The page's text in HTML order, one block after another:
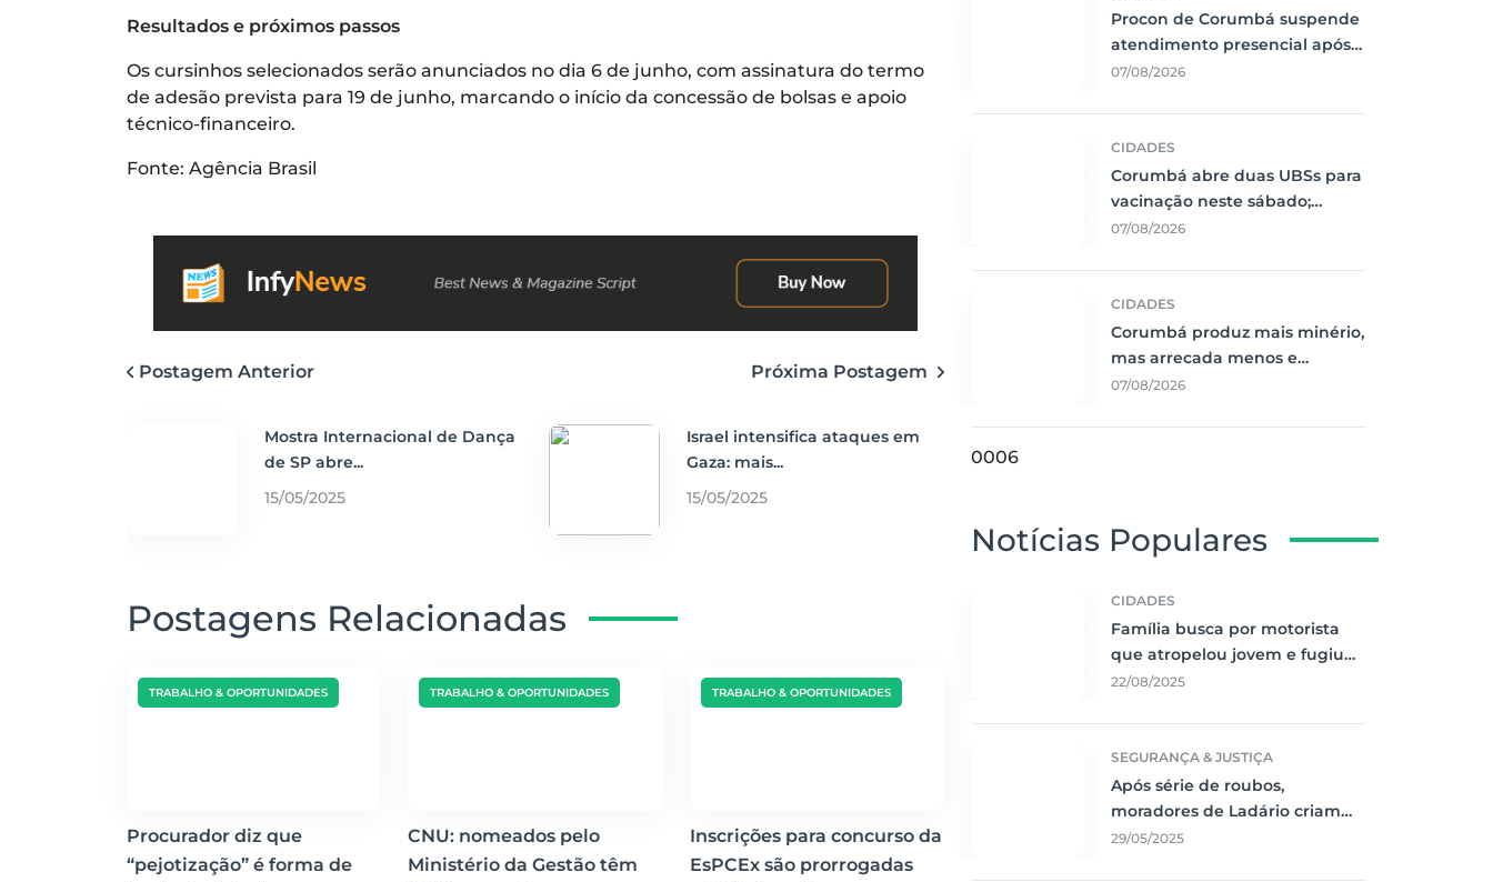
Resultados e próximos passos
Os cursinhos selecionados serão anunciados no dia 6 de junho, com assinatura do termo
de adesão prevista para 19 de junho, marcando o início da concessão de bolsas e apoio
técnico-financeiro.
Fonte: Agência Brasil
Postagem Anterior Próxima Postagem
Mostra Internacional de Dança
de SP abre...
15/05/2025
Israel intensifica ataques em
Gaza: mais...
15/05/2025
Postagens Relacionadas
TRABALHO & OPORTUNIDADES
Procurador diz que
“pejotização” é forma de
TRABALHO & OPORTUNIDADES
CNU: nomeados pelo
Ministério da Gestão têm
TRABALHO & OPORTUNIDADES
Inscrições para concurso da
EsPCEx são prorrogadas
Procon de Corumbá suspende
atendimento presencial após
interrupção de energia
07/08/2026
CIDADES
Corumbá abre duas UBSs para
vacinação neste sábado;
Guatós terá atendimento
07/08/2026
CIDADES
Corumbá produz mais minério,
mas arrecada menos e
população começa a sentir o
07/08/2026
0006
Notícias Populares
CIDADES
Família busca por motorista
que atropelou jovem e fugiu
sem prestar socorro
22/08/2025
SEGURANÇA & JUSTIÇA
Após série de roubos,
moradores de Ladário criam
rede de segurança
29/05/2025